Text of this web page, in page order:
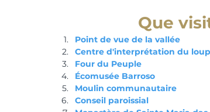
Que
Point de vue de la vallée
Centre d'interprétation du
Four du Peuple
Écomusée Barroso
Moulin communautaire
Conseil paroissial